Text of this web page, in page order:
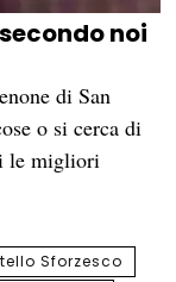
noi
di San
o si cerca di
le migliori
Sforzesco